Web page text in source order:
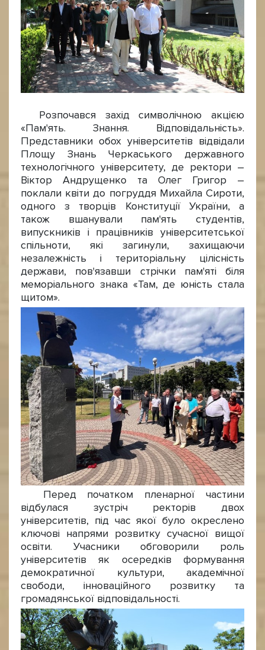
Розпочався захід символічною акцією
«Пам'ять. Знання. Відповідальність».
Представники обох університетів відвідали
Площу Знань Черкаського державного
технологічного університету, де ректори –
Віктор Андрущенко та Олег Григор –
поклали квіти до погруддя Михайла Сироти,
одного з творців Конституції України, а
також вшанували пам'ять студентів,
випускників і працівників університетської
спільноти, які загинули, захищаючи
незалежність і територіальну цілісність
держави, пов'язавши стрічки пам'яті біля
меморіального знака «Там, де юність стала
щитом».
Перед початком пленарної частини
відбулася зустріч ректорів двох
університетів, під час якої було окреслено
ключові напрями розвитку сучасної вищої
освіти. Учасники обговорили роль
університетів як осередків формування
демократичної культури, академічної
свободи, інноваційного розвитку та
громадянської відповідальності.